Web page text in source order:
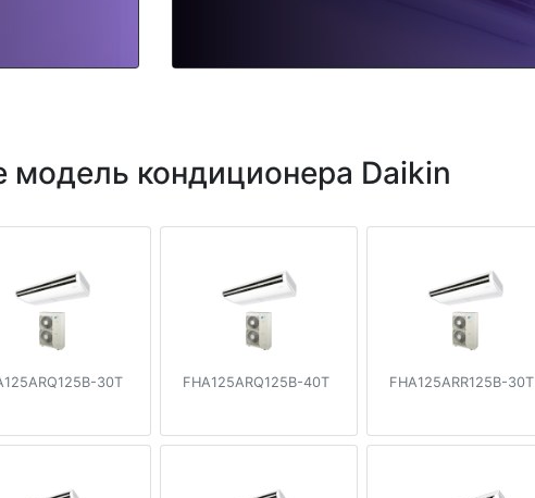
модель кондиционера Daikin
30T FHA125ARQ125B-40T FHA125ARR125B-30T